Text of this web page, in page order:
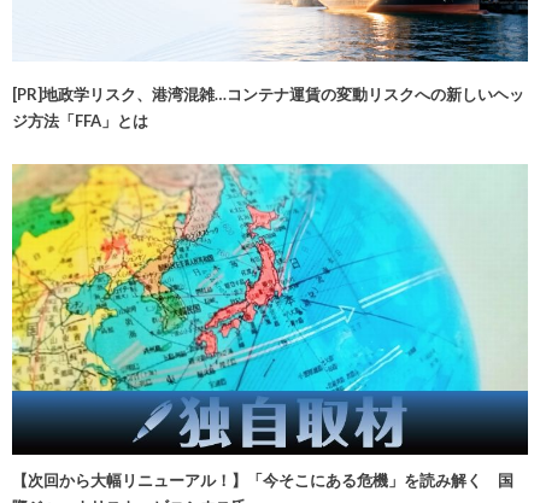
[PR]地政学リスク、港湾混雑…コンテナ運賃の変動リスクへの新しいヘッ
ジ方法「FFA」とは
【次回から大幅リニューアル！】「今そこにある危機」を読み解く 国